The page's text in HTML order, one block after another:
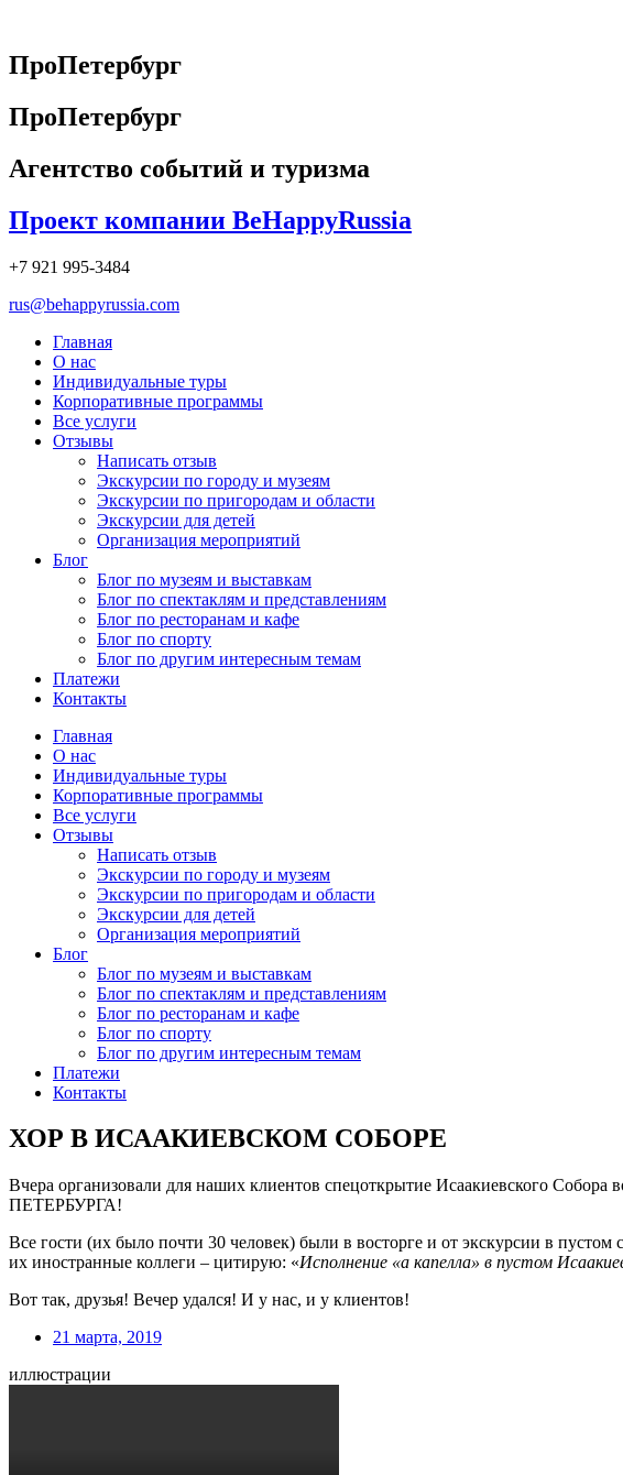
содержимому
ПроПетербург
ПроПетербург
Агентство событий и туризма
Проект компании BeHappyRussia
+7 921 995-3484
rus@behappyrussia.com
Главная
О нас
Индивидуальные туры
Корпоративные программы
Все услуги
Отзывы
Написать отзыв
Экскурсии по городу и музеям
Экскурсии по пригородам и области
Экскурсии для детей
Организация мероприятий
Блог
Блог по музеям и выставкам
Блог по спектаклям и представлениям
Блог по ресторанам и кафе
Блог по спорту
Блог по другим интересным темам
Платежи
Контакты
Главная
О нас
Индивидуальные туры
Корпоративные программы
Все услуги
Отзывы
Написать отзыв
Экскурсии по городу и музеям
Экскурсии по пригородам и области
Экскурсии для детей
Организация мероприятий
Блог
Блог по музеям и выставкам
Блог по спектаклям и представлениям
Блог по ресторанам и кафе
Блог по спорту
Блог по другим интересным темам
Платежи
Контакты
ХОР В ИСААКИЕВСКОМ СОБОРЕ
Вчера организовали для наших клиентов спецоткрытие Исаакиевского
ПЕТЕРБУРГА!
Все гости (их было почти 30 человек) были в восторге и от экскурсии в
их иностранные коллеги – цитирую: «Исполнение «а капелла» в пустом
Вот так, друзья! Вечер удался! И у нас, и у клиентов!
21 марта, 2019
иллюстрации